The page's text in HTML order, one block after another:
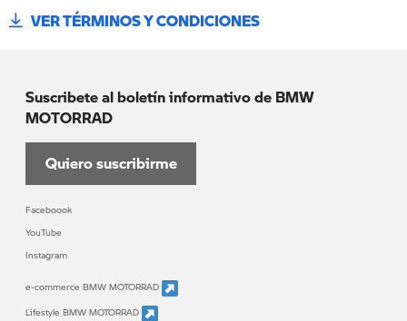
VER TÉRMINOS Y CONDICIONES
Suscribete al boletín informativo de BMW
MOTORRAD
Quiero suscribirme
Faceboook
YouTube
Instagram
e-commerce BMW MOTORRAD
Lifestyle BMW MOTORRAD